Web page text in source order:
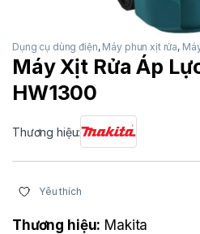
Dụng cụ dùng điện, Máy phun xịt rửa,
Máy Xịt Rửa Áp
HW1300
Thương hiệu:
Yêu thích
Thương hiệu: Makita